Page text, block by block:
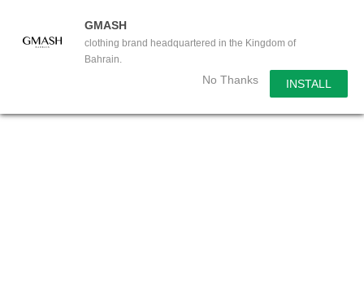
GMASH
clothing brand headquartered in the Kingdom of
Bahrain.
No Thanks INSTALL